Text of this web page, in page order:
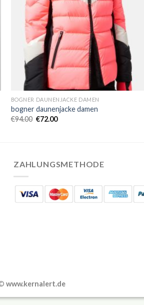
BOGNER DAUNENJACKE DAMEN
bogner daunenjacke damen
€94.00 €72.00
ZAHLUNGSMETHODE
www.kernalert.de